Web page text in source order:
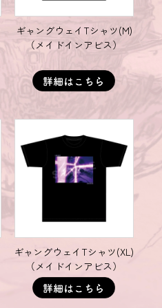
ギャングウェイTシャツ(M)
（メイドインアビス）
ギャングウェイTシャツ(XL)
（メイドインアビス）